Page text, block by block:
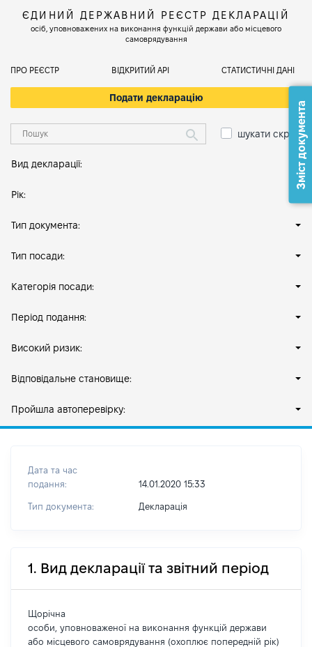
ЄДИНИЙ ДЕРЖАВНИЙ РЕЄСТР ДЕКЛАРАЦІЙ
осіб, уповноважених на виконання функцій держави або місцевого
самоврядування
ПРО РЕЄСТР ВІДКРИТИЙ АРІ СТАТИСТИЧНІ ДАНІ
Подати декларацію
шукати скрізь
Вид декларації:
Рік:
Тип документа:
Тип посади:
Категорія посади:
Період подання:
Високий ризик:
Відповідальне становище:
Пройшла автоперевірку:
Дата та час
подання:
14.01.2020 15:33
Тип документа: Декларація
1. Вид декларації та звітний період
Щорічна
особи, уповноваженої на виконання функцій держави
або місцевого самоврядування (охоплює попередній рік)
Зміст документа